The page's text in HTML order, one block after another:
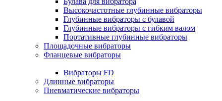
Высокочастотные глубинные вибраторы
Глубинные вибраторы с булавой
Глубинные вибраторы с гибким валом
Портативные глубинные вибраторы
Площадочные вибраторы
Фланцевые вибраторы
Вибраторы FD
Длинные вибраторы
Пневматические вибраторы